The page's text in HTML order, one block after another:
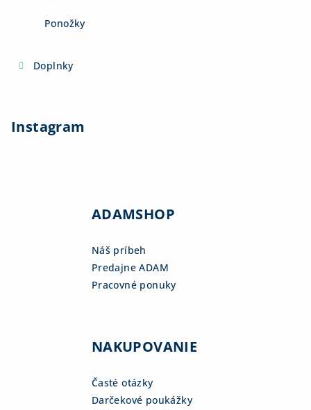
Ponožky
Doplnky
Instagram
ADAMSHOP
Náš príbeh
Predajne ADAM
Pracovné ponuky
NAKUPOVANIE
Časté otázky
Darčekové poukážky